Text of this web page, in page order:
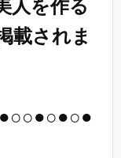
人を作る
載されま